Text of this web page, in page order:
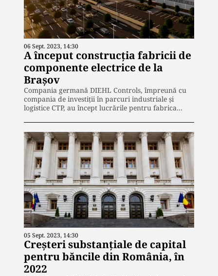
06 Sept. 2023, 14:30
A început construcția fabricii de
componente electrice de la
Brașov
Compania germană DIEHL Controls, împreună cu
compania de investiții în parcuri industriale și
logistice CTP, au încept lucrările pentru fabrica…
05 Sept. 2023, 14:30
Creșteri substanțiale de capital
pentru băncile din România, în
2022